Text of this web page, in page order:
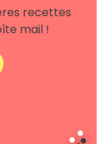
recettes
mail !